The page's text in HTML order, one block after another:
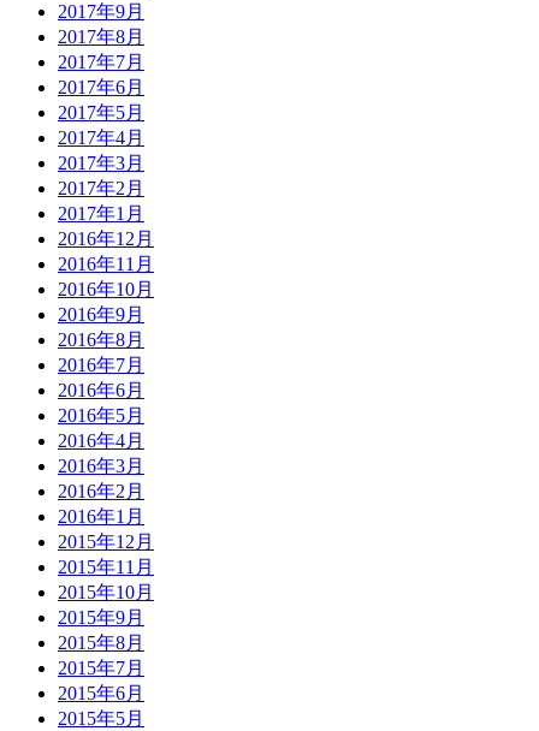
2017年9月
2017年8月
2017年7月
2017年6月
2017年5月
2017年4月
2017年3月
2017年2月
2017年1月
2016年12月
2016年11月
2016年10月
2016年9月
2016年8月
2016年7月
2016年6月
2016年5月
2016年4月
2016年3月
2016年2月
2016年1月
2015年12月
2015年11月
2015年10月
2015年9月
2015年8月
2015年7月
2015年6月
2015年5月